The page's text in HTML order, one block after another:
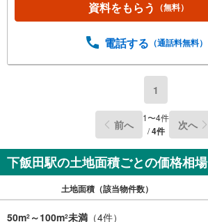
資料をもらう （無料）
電話する （通話料無料）
1
前へ 1〜4件
/4件 次へ
下飯田駅の土地面積ごとの価格相場
土地面積（該当物件数）
50m2 ～100m2未満 （4件）